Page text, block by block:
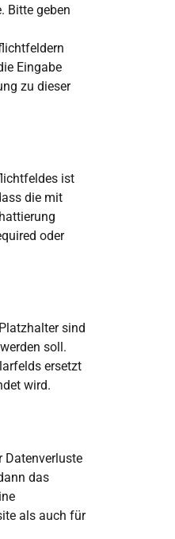
Bitte geben
Eingabe
zu dieser
ist
die mit
oder
sind
soll.
ersetzt
wird.
Datenverluste
das
als auch für